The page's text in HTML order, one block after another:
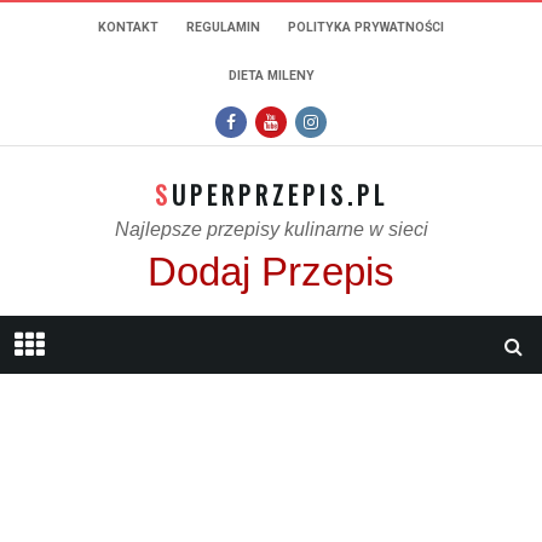
KONTAKT REGULAMIN POLITYKA PRYWATNOŚCI
DIETA MILENY
SUPERPRZEPIS.PL
Najlepsze przepisy kulinarne w sieci
Dodaj Przepis